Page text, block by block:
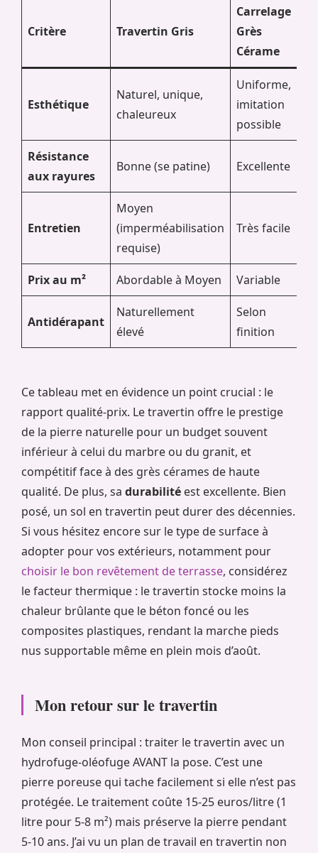
Critère Travertin Gris
Carrelage
Grès
Cérame
Esthétique
Naturel, unique,
chaleureux
Uniforme,
imitation
possible
Résistance
aux rayures
Bonne (se patine) Excellente
Entretien
Moyen
(imperméabilisation
requise)
Très facile
Prix au m² Abordable à Moyen Variable
Antidérapant
Naturellement
élevé
Selon
finition
Ce tableau met en évidence un point crucial : le
rapport qualité-prix. Le travertin offre le prestige
de la pierre naturelle pour un budget souvent
inférieur à celui du marbre ou du granit, et
compétitif face à des grès cérames de haute
qualité. De plus, sa durabilité est excellente. Bien
posé, un sol en travertin peut durer des décennies.
Si vous hésitez encore sur le type de surface à
adopter pour vos extérieurs, notamment pour
choisir le bon revêtement de terrasse, considérez
le facteur thermique : le travertin stocke moins la
chaleur brûlante que le béton foncé ou les
composites plastiques, rendant la marche pieds
nus supportable même en plein mois d’août.
Mon retour sur le travertin
Mon conseil principal : traiter le travertin avec un
hydrofuge-oléofuge AVANT la pose. C’est une
pierre poreuse qui tache facilement si elle n’est pas
protégée. Le traitement coûte 15-25 euros/litre (1
litre pour 5-8 m²) mais préserve la pierre pendant
5-10 ans. J’ai vu un plan de travail en travertin non